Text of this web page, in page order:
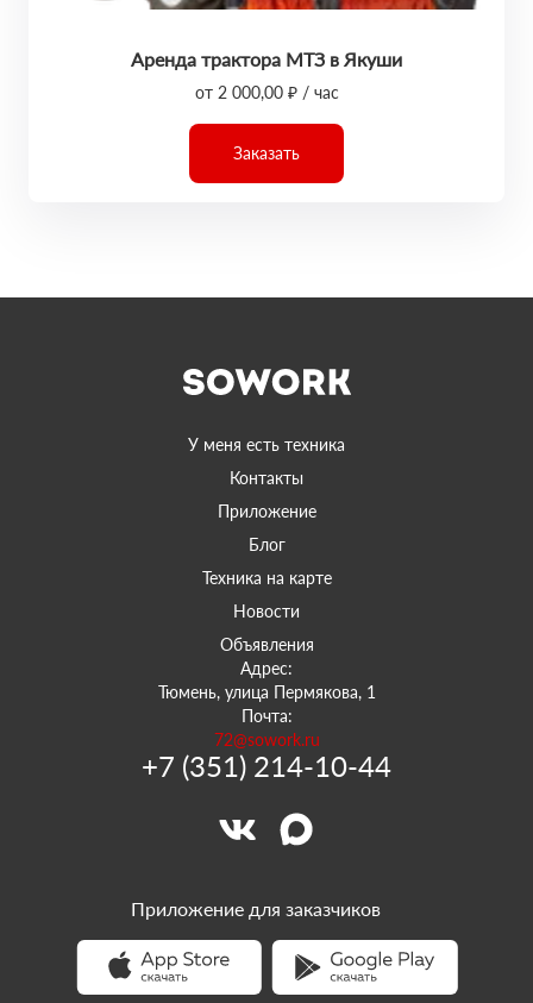
Аренда трактора МТЗ в Якуши
от 2 000,00 ₽ / час
Заказать
У меня есть техника
Контакты
Приложение
Блог
Техника на карте
Новости
Объявления
Адрес:
Тюмень, улица Пермякова, 1
Почта:
72@sowork.ru
+7 (351) 214-10-44
Приложение для заказчиков